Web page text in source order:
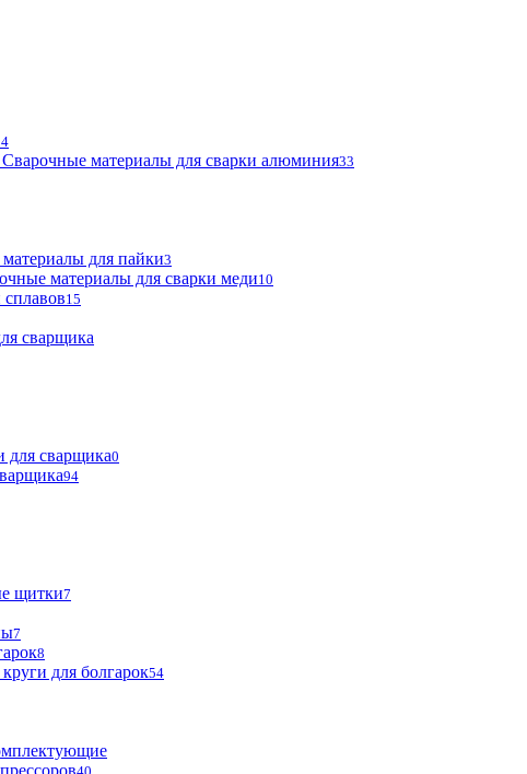
Сварочные материалы для сварки алюминия33
для пайки3
материалы для сварки меди10
15
сварщика
для сварщика0
94
щитки7
7
8
для болгарок54